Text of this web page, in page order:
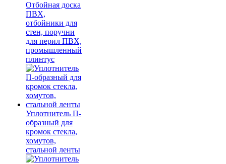
Отбойная доска
ПВХ,
отбойники для
стен, поручни
для перил ПВХ,
промышленный
плинтус
Уплотнитель П-
образный для
кромок стекла,
хомутов,
стальной ленты